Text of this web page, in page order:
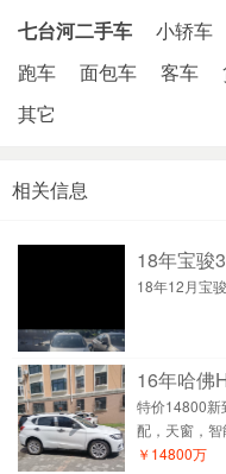
七台河二手车 小轿车
跑车
面包车 客车
其它
相关信息
18年宝骏
18年12月宝
16年哈佛
特价14800新
配，天窗，智
￥14800万